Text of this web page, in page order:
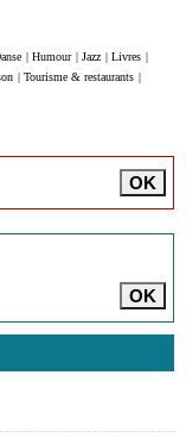
Humour Jazz Livres
Tourisme & restaurants